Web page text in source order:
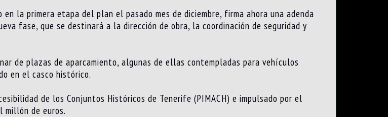
la primera etapa del plan el pasado mes de diciembre, firma ahora una adenda
fase, que se destinará a la dirección de obra, la coordinación de seguridad y
de plazas de aparcamiento, algunas de ellas contempladas para vehículos
en el casco histórico.
de los Conjuntos Históricos de Tenerife (PIMACH) e impulsado por el
millón de euros.